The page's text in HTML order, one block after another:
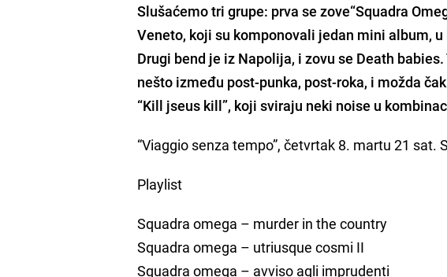
Slušaćemo tri grupe: prva se zove“Squadra
Veneto, koji su komponovali jedan mini album,
Drugi bend je iz Napolija, i zovu se Death
nešto između post-punka, post-roka, i možda
“Kill jseus kill”, koji sviraju neki noise u
“Viaggio senza tempo”, četvrtak 8. martu 21 sat.
Playlist
Squadra omega – murder in the country
Squadra omega – utriusque cosmi II
Squadra omega – avviso agli imprudenti